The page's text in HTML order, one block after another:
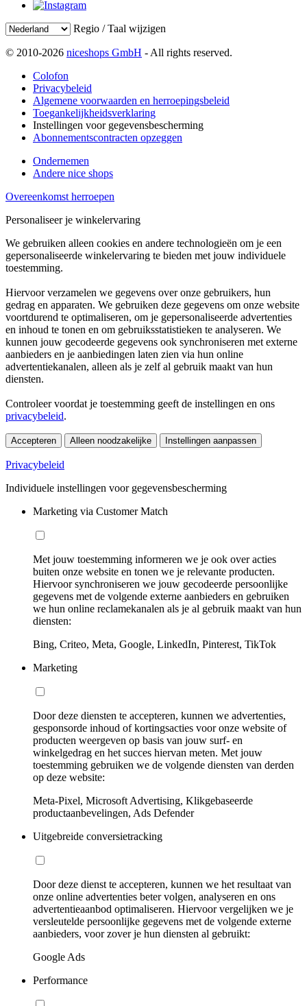
Regio / Taal wijzigen
© 2010-2026 niceshops GmbH - All rights reserved.
Colofon
Privacybeleid
Algemene voorwaarden en herroepingsbeleid
Toegankelijkheidsverklaring
Instellingen voor gegevensbescherming
Abonnementscontracten opzeggen
Ondernemen
Andere nice shops
Overeenkomst herroepen
Personaliseer je winkelervaring
We gebruiken alleen cookies en andere technologieën om je een
gepersonaliseerde winkelervaring te bieden met jouw individuele
toestemming.
Hiervoor verzamelen we gegevens over onze gebruikers, hun
gedrag en apparaten. We gebruiken deze gegevens om onze website
voortdurend te optimaliseren, om je gepersonaliseerde advertenties
en inhoud te tonen en om gebruiksstatistieken te analyseren. We
kunnen jouw gecodeerde gegevens ook synchroniseren met externe
aanbieders en je aanbiedingen laten zien via hun online
advertentiekanalen, alleen als je zelf al gebruik maakt van hun
diensten.
Controleer voordat je toestemming geeft de instellingen en ons
privacybeleid.
Accepteren Alleen noodzakelijke Instellingen aanpassen
Privacybeleid
Individuele instellingen voor gegevensbescherming
Marketing via Customer Match
Met jouw toestemming informeren we je ook over acties
buiten onze website en tonen we je relevante producten.
Hiervoor synchroniseren we jouw gecodeerde persoonlijke
gegevens met de volgende externe aanbieders en gebruiken
we hun online reclamekanalen als je al gebruik maakt van hun
diensten:
Bing, Criteo, Meta, Google, LinkedIn, Pinterest, TikTok
Marketing
Door deze diensten te accepteren, kunnen we advertenties,
gesponsorde inhoud of kortingsacties voor onze website of
producten weergeven op basis van jouw surf- en
winkelgedrag en het succes hiervan meten. Met jouw
toestemming gebruiken we de volgende diensten van derden
op deze website:
Meta-Pixel, Microsoft Advertising, Klikgebaseerde
productaanbevelingen, Ads Defender
Uitgebreide conversietracking
Door deze dienst te accepteren, kunnen we het resultaat van
onze online advertenties beter volgen, analyseren en ons
advertentieaanbod optimaliseren. Hiervoor vergelijken we je
versleutelde persoonlijke gegevens met de volgende externe
aanbieders, voor zover je hun diensten al gebruikt:
Google Ads
Performance